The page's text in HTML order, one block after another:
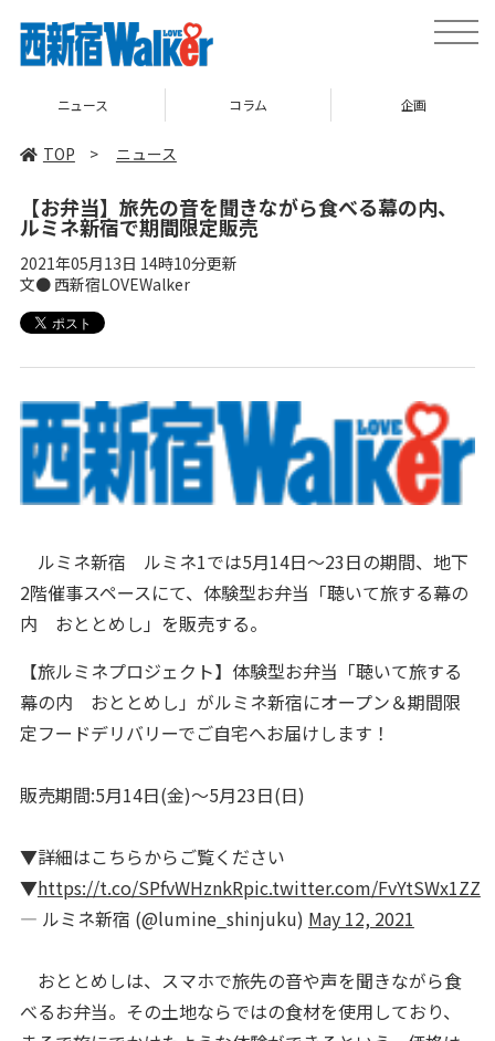
toggle
ニュース コラム 企画
TOP > ニュース
【お弁当】旅先の音を聞きながら食べる幕の内、
ルミネ新宿で期間限定販売
2021年05月13日 14時10分更新
文● 西新宿LOVEWalker
ルミネ新宿 ルミネ1では5月14日～23日の期間、地下
2階催事スペースにて、体験型お弁当「聴いて旅する幕の
内 おととめし」を販売する。
【旅ルミネプロジェクト】体験型お弁当「聴いて旅する
幕の内 おととめし」がルミネ新宿にオープン＆期間限
定フードデリバリーでご自宅へお届けします！
販売期間:5月14日(金)〜5月23日(日)
▼詳細はこちらからご覧ください
▼https://t.co/SPfvWHznkRpic.twitter.com/FvYtSWx1ZZ
— ルミネ新宿 (@lumine_shinjuku) May 12, 2021
おととめしは、スマホで旅先の音や声を聞きながら食
べるお弁当。その土地ならではの食材を使用しており、